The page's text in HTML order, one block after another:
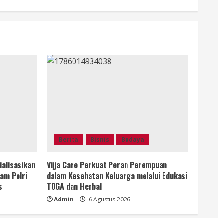
Polri
Berita Bisnis Budaya
Vijja Care Perkuat Peran Perempuan
dalam Kesehatan Keluarga melalui Edukasi
TOGA dan Herbal
Admin 6 Agustus 2026